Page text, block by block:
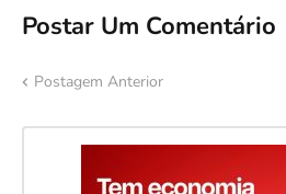
Postar Um Comentário
Postagem Anterior